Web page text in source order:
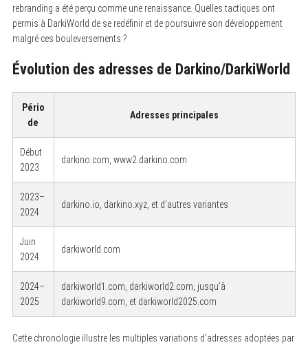
rebranding a été perçu comme une renaissance. Quelles tactiques ont
permis à DarkiWorld de se redéfinir et de poursuivre son développement
malgré ces bouleversements ?
Évolution des adresses de Darkino/DarkiWorld
Pério
de
Adresses principales
Début
2023
darkino.com, www2.darkino.com
2023–
2024
darkino.io, darkino.xyz, et d’autres variantes
Juin
2024
darkiworld.com
2024–
2025
darkiworld1.com, darkiworld2.com, jusqu’à
darkiworld9.com, et darkiworld2025.com
Cette chronologie illustre les multiples variations d’adresses adoptées par